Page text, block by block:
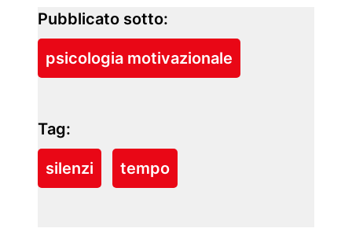
Pubblicato sotto:
psicologia motivazionale
Tag:
silenzi tempo